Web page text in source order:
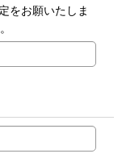
をお願いたしま